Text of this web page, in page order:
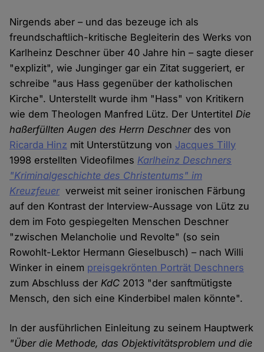
Nirgends aber – und das bezeuge ich als
freundschaftlich-kritische Begleiterin des Werks von
Karlheinz Deschner über 40 Jahre hin – sagte dieser
"explizit", wie Junginger gar ein Zitat suggeriert, er
schreibe "aus Hass gegenüber der katholischen
Kirche". Unterstellt wurde ihm "Hass" von Kritikern
wie dem Theologen Manfred Lütz. Der UntertitelDie
haßerfüllten Augen des Herrn Deschnerdes von
Ricarda Hinz mit Unterstützung von Jacques Tilly
1998 erstellten Videofilmes Karlheinz Deschners
"Kriminalgeschichte des Christentums" im
Kreuzfeuerverweist mit seiner ironischen Färbung
auf den Kontrast der Interview-Aussage von Lütz zu
dem im Foto gespiegelten Menschen Deschner
"zwischen Melancholie und Revolte" (so sein
Rowohlt-Lektor Hermann Gieselbusch) – nach Willi
Winker in einem preisgekrönten Porträt Deschners
zum Abschluss derKdC 2013 "der sanftmütigste
Mensch, den sich eine Kinderbibel malen könnte".
In der ausführlichen Einleitung zu seinem Hauptwerk
"Über die Methode, das Objektivitätsproblem und die